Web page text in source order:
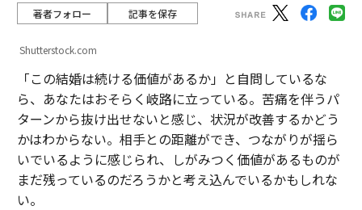
著者フォロー 記事を保存
Shutterstock.com
「この結婚は続ける価値があるか」と自問しているな
ら、あなたはおそらく岐路に立っている。苦痛を伴うパ
ターンから抜け出せないと感じ、状況が改善するかどう
かはわからない。相手との距離ができ、つながりが揺ら
いでいるように感じられ、しがみつく価値があるものが
まだ残っているのだろうかと考え込んでいるかもしれな
い。